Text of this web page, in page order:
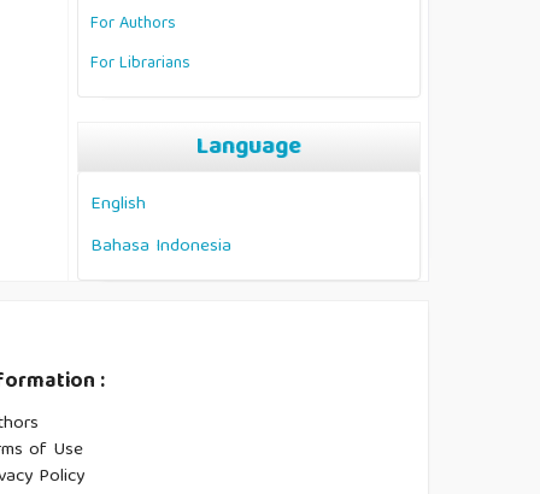
For Authors
For Librarians
Language
English
Bahasa Indonesia
:
of Use
Policy